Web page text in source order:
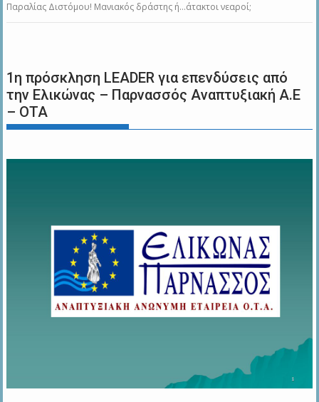
Παραλίας Διστόμου! Μανιακός δράστης ή…άτακτοι νεαροί;
1η πρόσκληση LEADER για επενδύσεις από
την Ελικώνας – Παρνασσός Αναπτυξιακή Α.Ε
– ΟΤΑ